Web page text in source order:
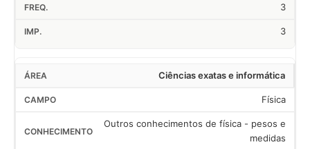
3
3
Ciências exatas e informática
Física
Outros conhecimentos de física - pesos e
medidas